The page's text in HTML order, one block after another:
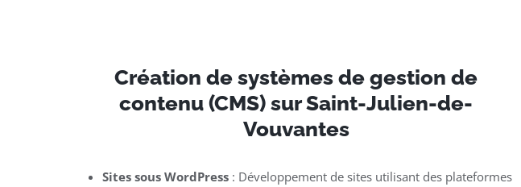
Création de systèmes de gestion de
contenu (CMS) sur Saint-Julien-de-
Vouvantes
Sites sous WordPress: Développement de sites utilisant des plateformes